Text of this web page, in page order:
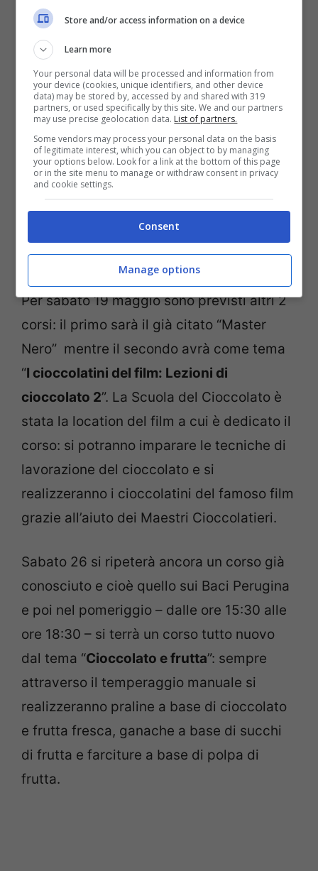
mitico Bacio Perugina– del quale si
scopriranno segreti e ricetta – e della
novità di stagione, ossia il
oppure si potrà scegliere di partecipare al
corso dedicato ad un percorso per
scoprire la vera essenza del cioccolato
attraverso tutti e 5 i sensi durante il quale
si impareranno anche le tecniche di
lavorazione e gli abbinamenti a vini e
liquori e si realizzeranno manualmente i
cioccolatini.
Per sabato 19 maggio sono previsti altri 2
corsi: il primo sarà il già citato “Master
Nero” mentre il secondo avrà come tema
“I cioccolatini del film: Lezioni di
cioccolato 2”. La Scuola del Cioccolato è
stata la location del film a cui è dedicato il
corso: si potranno imparare le tecniche di
lavorazione del cioccolato e si
realizzeranno i cioccolatini del famoso film
grazie all’aiuto dei Maestri Cioccolatieri.
Sabato 26 si ripeterà ancora un corso già
conosciuto e cioè quello sui Baci Perugina
e poi nel pomeriggio – dalle ore 15:30 alle
ore 18:30 – si terrà un corso tutto nuovo
dal tema “Cioccolato e frutta”: sempre
attraverso il temperaggio manuale si
realizzeranno praline a base di cioccolato
e frutta fresca, ganache a base di succhi
di frutta e farciture a base di polpa di
frutta.
Store and/or access information on a device
Learn more
Your personal data will be processed and information from
your device (cookies, unique identifiers, and other device
data) may be stored by, accessed by and shared with 319
partners, or used specifically by this site. We and our partners
may use precise geolocation data. List of partners.
Some vendors may process your personal data on the basis
of legitimate interest, which you can object to by managing
your options below. Look for a link at the bottom of this page
or in the site menu to manage or withdraw consent in privacy
and cookie settings.
Consent
Manage options